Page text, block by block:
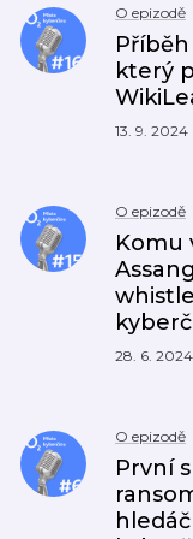
O epizodě
který
13. 9. 2024
O epizodě
Komu
28. 6. 2024
O epizodě
První